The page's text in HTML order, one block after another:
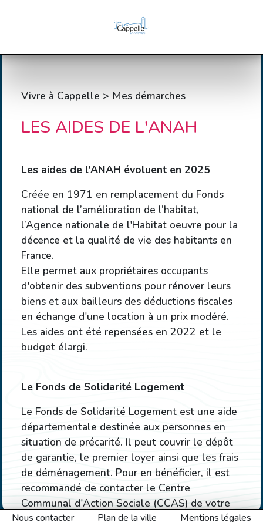
Vivre à Cappelle > Mes démarches
LES AIDES DE L'ANAH
Les aides de l'ANAH évoluent en 2025
Créée en 1971 en remplacement du Fonds
national de l’amélioration de l’habitat,
l’Agence nationale de l'Habitat oeuvre pour la
décence et la qualité de vie des habitants en
France.
Elle permet aux propriétaires occupants
d'obtenir des subventions pour rénover leurs
biens et aux bailleurs des déductions fiscales
en échange d'une location à un prix modéré.
Les aides ont été repensées en 2022 et le
budget élargi.
Le Fonds de Solidarité Logement
Le Fonds de Solidarité Logement est une aide
départementale destinée aux personnes en
situation de précarité. Il peut couvrir le dépôt
de garantie, le premier loyer ainsi que les frais
de déménagement. Pour en bénéficier, il est
recommandé de contacter le Centre
Communal d'Action Sociale (CCAS) de votre
commune ou le service social de votre
Nous contacter Plan de la ville Mentions légales